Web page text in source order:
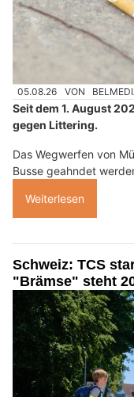
05.08.26 VON
Seit dem 1. August
gegen Littering.
Das Wegwerfen von
Busse geahndet
Weiterlesen
Schweiz: TCS
"Brämse" steht